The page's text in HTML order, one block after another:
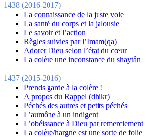
1438 (2016-2017)
La connaissance de la juste voie
La santé du corps et la jalousie
Le savoir et l’action
Règles suivies par l’Imam(qa)
Adorer Dieu selon l’état du cœur
La colère une inconstance du shaytân
1437 (2015-2016)
Prends garde à la colère !
A propos du Rappel (dhikr)
Péchés des autres et petits péchés
L’aumône à un indigent
L’obéissance à Dieu par remerciement
La colère/hargne est une sorte de folie